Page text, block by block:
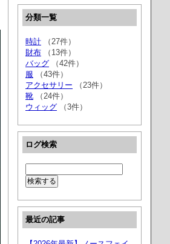
分類一覧
時計 （27件）
財布 （13件）
バッグ （42件）
服 （43件）
アクセサリー （23件）
靴 （24件）
ウィッグ （3件）
ログ検索
最近の記事